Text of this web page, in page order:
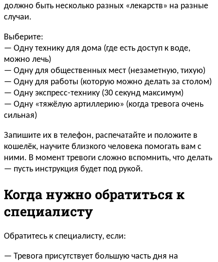
должно быть несколько разных «лекарств» на разные
случаи.
Выберите:
— Одну технику для дома (где есть доступ к воде,
можно лечь)
— Одну для общественных мест (незаметную, тихую)
— Одну для работы (которую можно делать за столом)
— Одну экспресс-технику (30 секунд максимум)
— Одну «тяжёлую артиллерию» (когда тревога очень
сильная)
Запишите их в телефон, распечатайте и положите в
кошелёк, научите близкого человека помогать вам с
ними. В момент тревоги сложно вспомнить, что делать
— пусть инструкция будет под рукой.
Когда нужно обратиться к
специалисту
Обратитесь к специалисту, если:
— Тревога присутствует большую часть дня на